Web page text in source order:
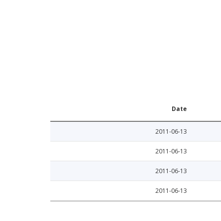
Date
2011-06-13
2011-06-13
2011-06-13
2011-06-13